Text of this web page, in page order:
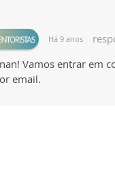
Há 9 anos
Vamos entrar em
email.